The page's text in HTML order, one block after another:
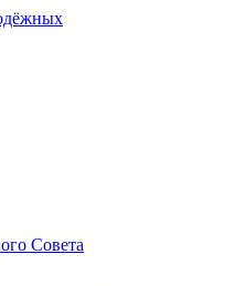
Совета